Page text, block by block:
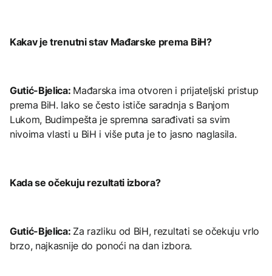
Kakav je trenutni stav Mađarske prema BiH?
Gutić-Bjelica: Mađarska ima otvoren i prijateljski pristup
prema BiH. Iako se često ističe saradnja s Banjom
Lukom, Budimpešta je spremna sarađivati sa svim
nivoima vlasti u BiH i više puta je to jasno naglasila.
Kada se očekuju rezultati izbora?
Gutić-Bjelica: Za razliku od BiH, rezultati se očekuju vrlo
brzo, najkasnije do ponoći na dan izbora.